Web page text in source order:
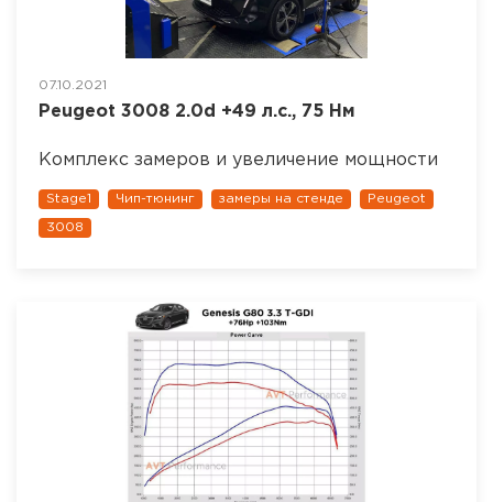
07.10.2021
Peugeot 3008 2.0d +49 л.с., 75 Нм
Комплекс замеров и увеличение мощности
Stage1 Чип-тюнинг замеры на стенде Peugeot
3008